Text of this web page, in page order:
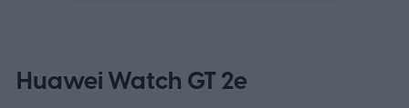
Huawei Watch GT 2e